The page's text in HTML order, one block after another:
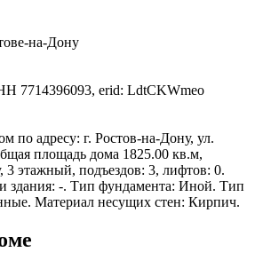
на-Дону
erid: LdtCKWmeo
по адресу: г. Ростов-на-Дону, ул.
площадь дома 1825.00 кв.м,
3 этажный, подъездов: 3, лифтов: 0.
здания: -. Тип фундамента: Иной. Тип
Материал несущих стен: Кирпич.